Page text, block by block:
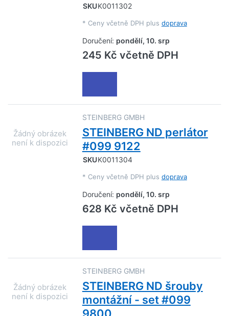
SKUK0011302
* Ceny včetně DPH plus doprava
Doručení: pondělí, 10. srp
245 Kč včetně DPH
STEINBERG GMBH
STEINBERG ND perlátor
#099 9122
SKUK0011304
* Ceny včetně DPH plus doprava
Doručení: pondělí, 10. srp
628 Kč včetně DPH
STEINBERG GMBH
STEINBERG ND šrouby
montážní - set #099
9800